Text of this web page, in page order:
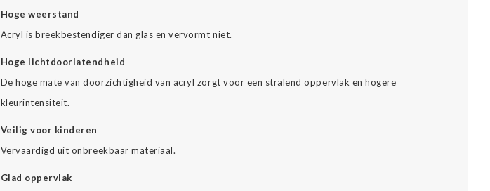
Hoge weerstand
Acryl is breekbestendiger dan glas en vervormt niet.
Hoge lichtdoorlatendheid
De hoge mate van doorzichtigheid van acryl zorgt voor een stralend oppervlak en hogere
kleurintensiteit.
Veilig voor kinderen
Vervaardigd uit onbreekbaar materiaal.
Glad oppervlak